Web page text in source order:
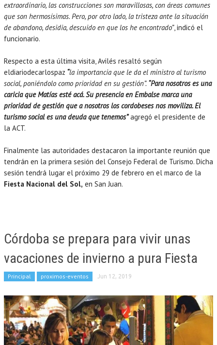
extraordinario, las construcciones son maravillosas, con áreas comunes
que son hermosísimas. Pero, por otro lado, la tristeza ante la situación
de abandono, desidia, descuido en que los he encontrado”, indicó el
funcionario.
Respecto a esta última visita, Avilés resaltó según
eldiariodecarlospaz “la importancia que le da el ministro al turismo
social, poniéndolo como prioridad en su gestión”. “Para nosotros es una
caricia que Matías esté acá. Su presencia en Embalse marca una
prioridad de gestión que a nosotros los cordobeses nos moviliza. El
turismo social es una deuda que tenemos”agregó el presidente de
la ACT.
Finalmente las autoridades destacaron la importante reunión que
tendrán en la primera sesión del Consejo Federal de Turismo. Dicha
sesión tendrá lugar el próximo 29 de febrero en el marco de la
Fiesta Nacional del Sol, en San Juan.
Córdoba se prepara para vivir unas
vacaciones de invierno a pura Fiesta
Principal proximos-eventos Jun 12, 2019